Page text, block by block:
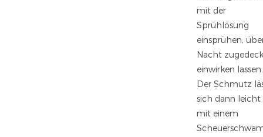
mit der
Sprühlösung
einsprühen,
Nacht
einwirken lassen.
Der Schmutz
sich dann leicht
mit einem